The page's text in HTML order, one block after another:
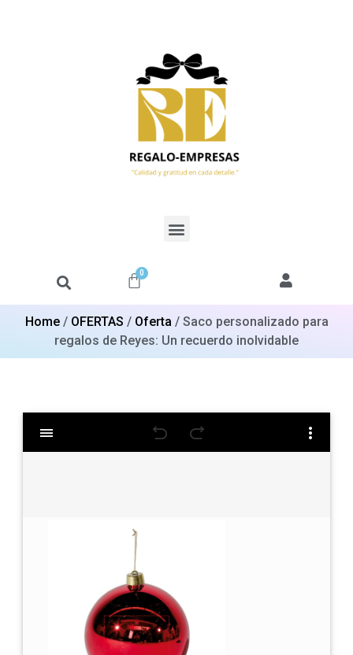
0
Home/ OFERTAS / Oferta / Saco personalizado para
regalos de Reyes: Un recuerdo inolvidable